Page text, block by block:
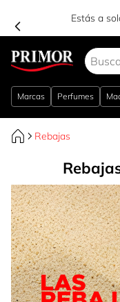
Estás a
Marcas Perfumes
Rebajas